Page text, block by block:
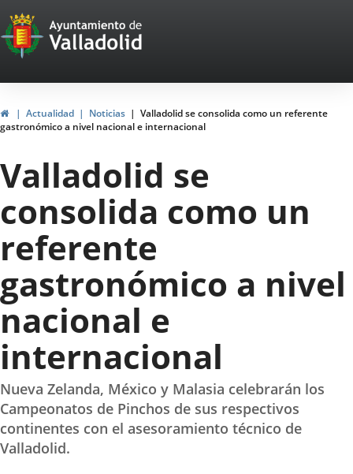
Portal
Web
del
Ayuntamiento
de
Valladolid
InicioActualidad Noticias
Valladolid se consolida como un referente
gastronómico a nivel nacional e internacional
Valladolid se
consolida como un
referente
gastronómico a nivel
nacional e
internacional
Nueva Zelanda, México y Malasia celebrarán los
Campeonatos de Pinchos de sus respectivos
continentes con el asesoramiento técnico de
Valladolid.